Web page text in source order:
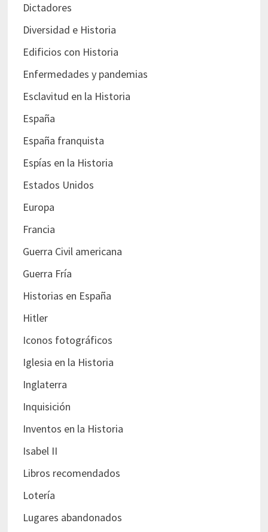
Dictadores
Diversidad e Historia
Edificios con Historia
Enfermedades y pandemias
Esclavitud en la Historia
España
España franquista
Espías en la Historia
Estados Unidos
Europa
Francia
Guerra Civil americana
Guerra Fría
Historias en España
Hitler
Iconos fotográficos
Iglesia en la Historia
Inglaterra
Inquisición
Inventos en la Historia
Isabel II
Libros recomendados
Lotería
Lugares abandonados